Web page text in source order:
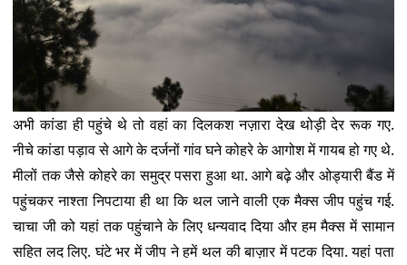
अभी कांडा ही पहुंचे थे तो वहां का दिलकश नज़ारा देख थोड़ी देर रूक गए.
नीचे कांडा पड़ाव से आगे के दर्जनों गांव घने कोहरे के आगोश में गायब हो गए थे.
मीलों तक जैसे कोहरे का समुद्र पसरा हुआ था. आगे बढ़े और ओड्यारी बैंड में
पहुंचकर नाश्ता निपटाया ही था कि थल जाने वाली एक मैक्स जीप पहुंच गई.
चाचा जी को यहां तक पहुंचाने के लिए धन्यवाद दिया और हम मैक्स में सामान
सहित लद लिए. घंटे भर में जीप ने हमें थल की बाज़ार में पटक दिया. यहां पता